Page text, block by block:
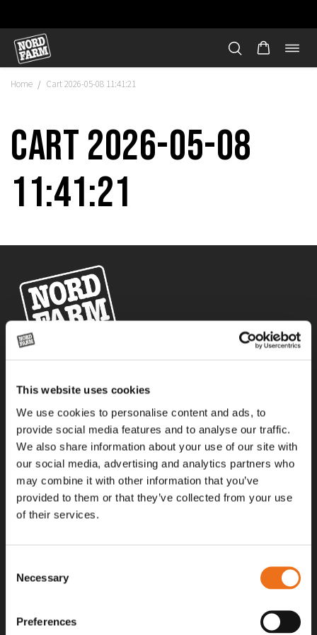
This website uses cookies
We use cookies to personalise content and ads, to
provide social media features and to analyse our traffic.
We also share information about your use of our site with
our social media, advertising and analytics partners who
may combine it with other information that you’ve
provided to them or that they’ve collected from your use
of their services.
Selection
Necessary
Preferences
Hoppa
innehåll
Home / Cart 2026-05-08 11:41:21
Cart 2026-05-08
11:41:21
gäller inte vid köp av enskild produkt, till exempel
reservdel. Kontakta din lokala återförsäljare för aktuella priser.
Surgatan 12, 602 28
Norrköping, Sweden
+46 (0)11 – 19 70 40
marknad@nordfarm.se